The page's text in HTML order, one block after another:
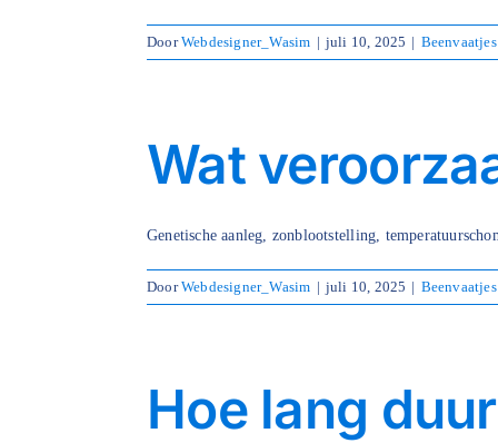
DoorWebdesigner_Wasim | juli 10, 2025 | Beenvaatjes
Wat
Genetische aanleg, zonblootstelling,
DoorWebdesigner_Wasim | juli 10, 2025 | Beenvaatjes
Hoe lang